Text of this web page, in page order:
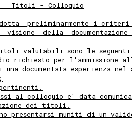
Titoli - Colloquio
preliminarmente i criteri
della  documentazione
valutabili sono le
richiesto per l'ammissione
una documentata esperienza nel
al colloquio e' data
dei titoli.
presentarsi muniti di un